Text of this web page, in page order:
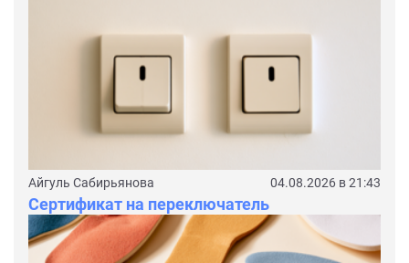
Айгуль Сабирьянова 04.08.2026 в 21:43
Сертификат на переключатель